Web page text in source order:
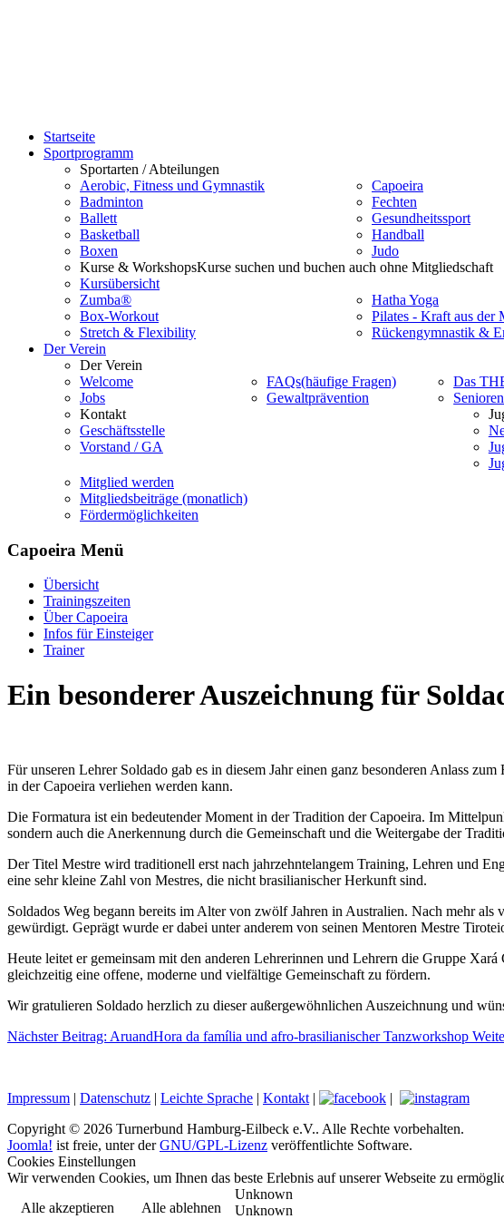
Startseite
Sportprogramm
Sportarten / Abteilungen
Aerobic, Fitness und Gymnastik
Badminton
Ballett
Basketball
Boxen
Capoeira
Fechten
Gesundheitssport
Handball
Judo
Kurse & WorkshopsKurse suchen und buchen auch ohne Mitgliedschaft
Kursübersicht
Zumba®
Box-Workout
Stretch & Flexibility
Hatha Yoga
Pilates - Kraft aus der
Rückengymnastik &
Der Verein
Der Verein
Welcome
FAQs(häufige Fragen) Das
Jobs
Gewaltprävention
Kontakt
Geschäftsstelle
Vorstand / GA
Mitglied werden
Mitgliedsbeiträge (monatlich)
Fördermöglichkeiten
Capoeira Menü
Übersicht
Trainingszeiten
Über Capoeira
Infos für Einsteiger
Trainer
Ein besonderer Auszeichnung für
Für unseren Lehrer Soldado gab es in diesem Jahr einen ganz besonderen Anlass
in der Capoeira verliehen werden kann.
Die Formatura ist ein bedeutender Moment in der Tradition der Capoeira. Im
sondern auch die Anerkennung durch die Gemeinschaft und die Weitergabe der
Der Titel Mestre wird traditionell erst nach jahrzehntelangem Training, Lehren und
eine sehr kleine Zahl von Mestres, die nicht brasilianischer Herkunft sind.
Soldados Weg begann bereits im Alter von zwölf Jahren in Australien. Nach mehr
gewürdigt. Geprägt wurde er dabei unter anderem von seinen Mentoren Mestre
Heute leitet er gemeinsam mit den anderen Lehrerinnen und Lehrern die Gruppe
gleichzeitig eine offene, moderne und vielfältige Gemeinschaft zu fördern.
Wir gratulieren Soldado herzlich zu dieser außergewöhnlichen Auszeichnung und
Nächster Beitrag: AruandHora da família und afro-brasilianischer Tanzworkshop
Impressum | Datenschutz | Leichte Sprache | Kontakt |
|
Copyright © 2026 Turnerbund Hamburg-Eilbeck e.V.. Alle Rechte vorbehalten.
Joomla! ist freie, unter derGNU/GPL-Lizenz veröffentlichte Software.
Cookies Einstellungen
Wir verwenden Cookies, um Ihnen das beste Erlebnis auf unserer Webseite zu
Alle akzeptieren
Alle ablehnen
Unknown
Unknown